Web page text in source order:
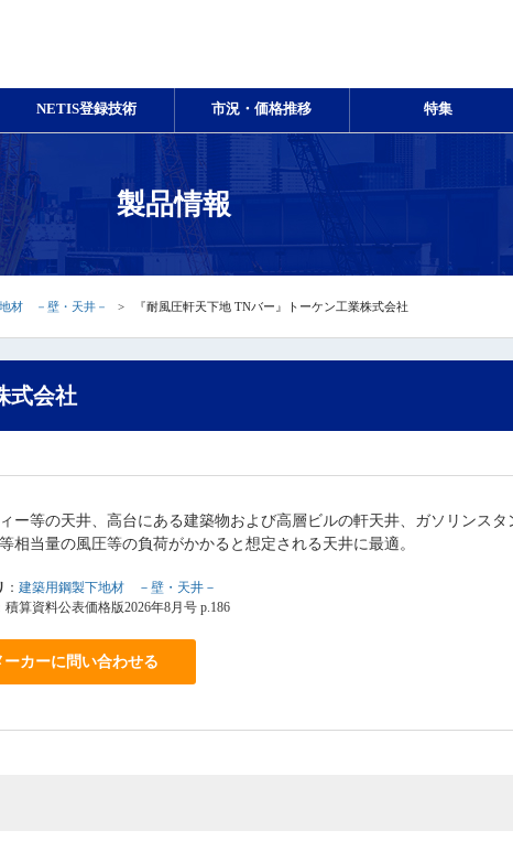
NETIS登録技術 市況・価格推移 特集
製品情報
材 －壁・天井－ 『耐風圧軒天下地 TNバー』トーケン工業株式会社
式会社
ー等の天井、高台にある建築物および高層ビルの軒天井、ガソリンス
相当量の風圧等の負荷がかかると想定される天井に最適。
： 建築用鋼製下地材 －壁・天井－
積算資料公表価格版2026年8月号 p.186
ーカーに問い合わせる